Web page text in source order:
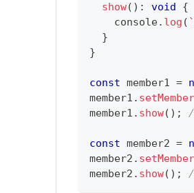
show( ) : void
{
console. log ( `
}
}
const member1 =
member1 . setMember
member1 . show( ) ;
const member2 =
member2 . setMember
member2 . show( ) ;